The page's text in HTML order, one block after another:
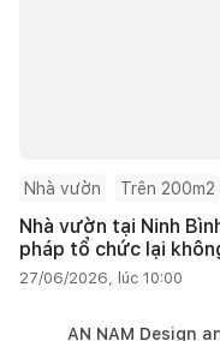
Nhà vườn Trên 200m2
Nhà vườn tại Ninh
pháp tổ chức lại
27/06/2026, lúc 10:00
AN NAM Design